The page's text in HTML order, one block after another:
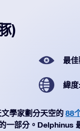
)
最
緯度:
學家劃分天空的 88
一部分。Delphinus